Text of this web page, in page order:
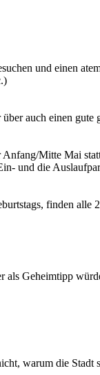
und einen
über auch einen
Mitte Mai
und die
finden alle
als Geheimtipp
warum die